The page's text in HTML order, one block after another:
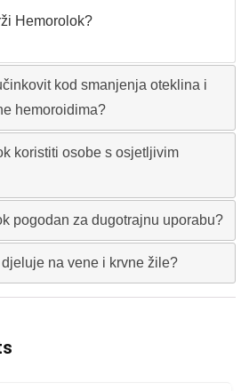
Hemorolok?
kod smanjenja oteklina i
hemoroidima?
koristiti osobe s osjetljivim
pogodan za dugotrajnu uporabu?
na vene i krvne žile?